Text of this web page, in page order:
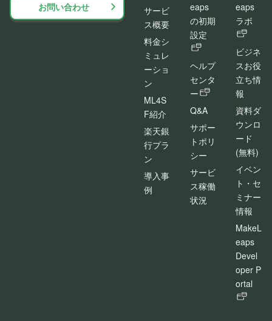
お問い合わせ
サービ
ス概要
料金シ
ミュレ
ーショ
ン
ML4S
F紹介
楽天銀
行プラ
ン
導入事
例
eaps
の初期
設定
ヘルプ
センタ
ー
Q&A
サポー
トポリ
シー
サービ
ス稼働
状況
eaps
ラボ
ビジネ
スお役
立ち情
報
資料ダ
ウンロ
ード
(無料)
イベン
ト・セ
ミナー
情報
MakeL
eaps
Devel
oper P
ortal